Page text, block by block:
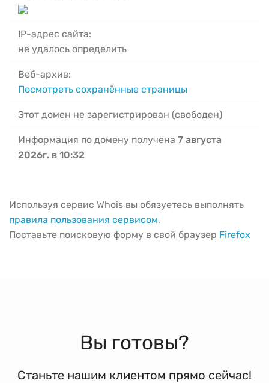
IP-адрес сайта:
не удалось определить
Веб-архив:
Посмотреть сохранённые страницы
Этот домен не зарегистрирован (свободен)
Информация по домену получена 7 августа
2026г. в 10:32
Используя сервис Whois вы обязуетесь выполнять
правила пользования сервисом.
Поставьте поисковую форму в свой браузер Firefox
Вы готовы?
Станьте нашим клиентом прямо сейчас!